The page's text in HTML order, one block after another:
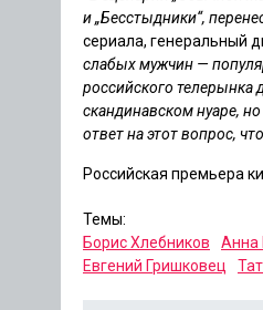
и „Бесстыдники“,
сериала, генеральный
слабых мужчин —
российского
скандинавском нуаре,
ответ на этот вопрос,
Российская премьера
Темы:
Борис Хлебников
Анна
Евгений Гришковец